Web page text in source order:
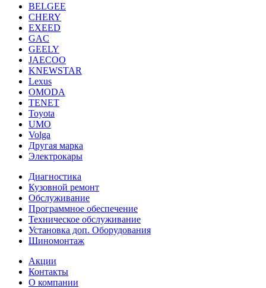
BELGEE
CHERY
EXEED
GAC
GEELY
JAECOO
KNEWSTAR
Lexus
OMODA
TENET
Toyota
UMO
Volga
Другая марка
Электрокары
Диагностика
Кузовной ремонт
Обслуживание
Программное обеспечение
Техническое обслуживание
Установка доп. Оборудования
Шиномонтаж
Акции
Контакты
О компании